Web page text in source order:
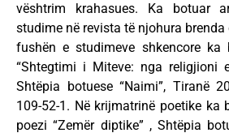
vështrim krahasues. Ka botuar
studime në revista të njohura
fushën e studimeve shkencore ka
“Shtegtimi i Miteve: nga religjioni
Shtëpia botuese “Naimi”, Tiranë
109-52-1. Në krijmatrinë poetike ka
poezi “Zemër diptike” , Shtëpia